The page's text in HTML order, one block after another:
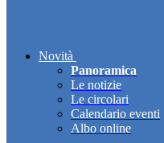
Novità
Panoramica
Le notizie
Le circolari
Calendario eventi
Albo online